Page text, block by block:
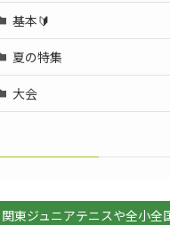
基本🔰
夏の特集
大会
関東ジュニアテニスや全小全